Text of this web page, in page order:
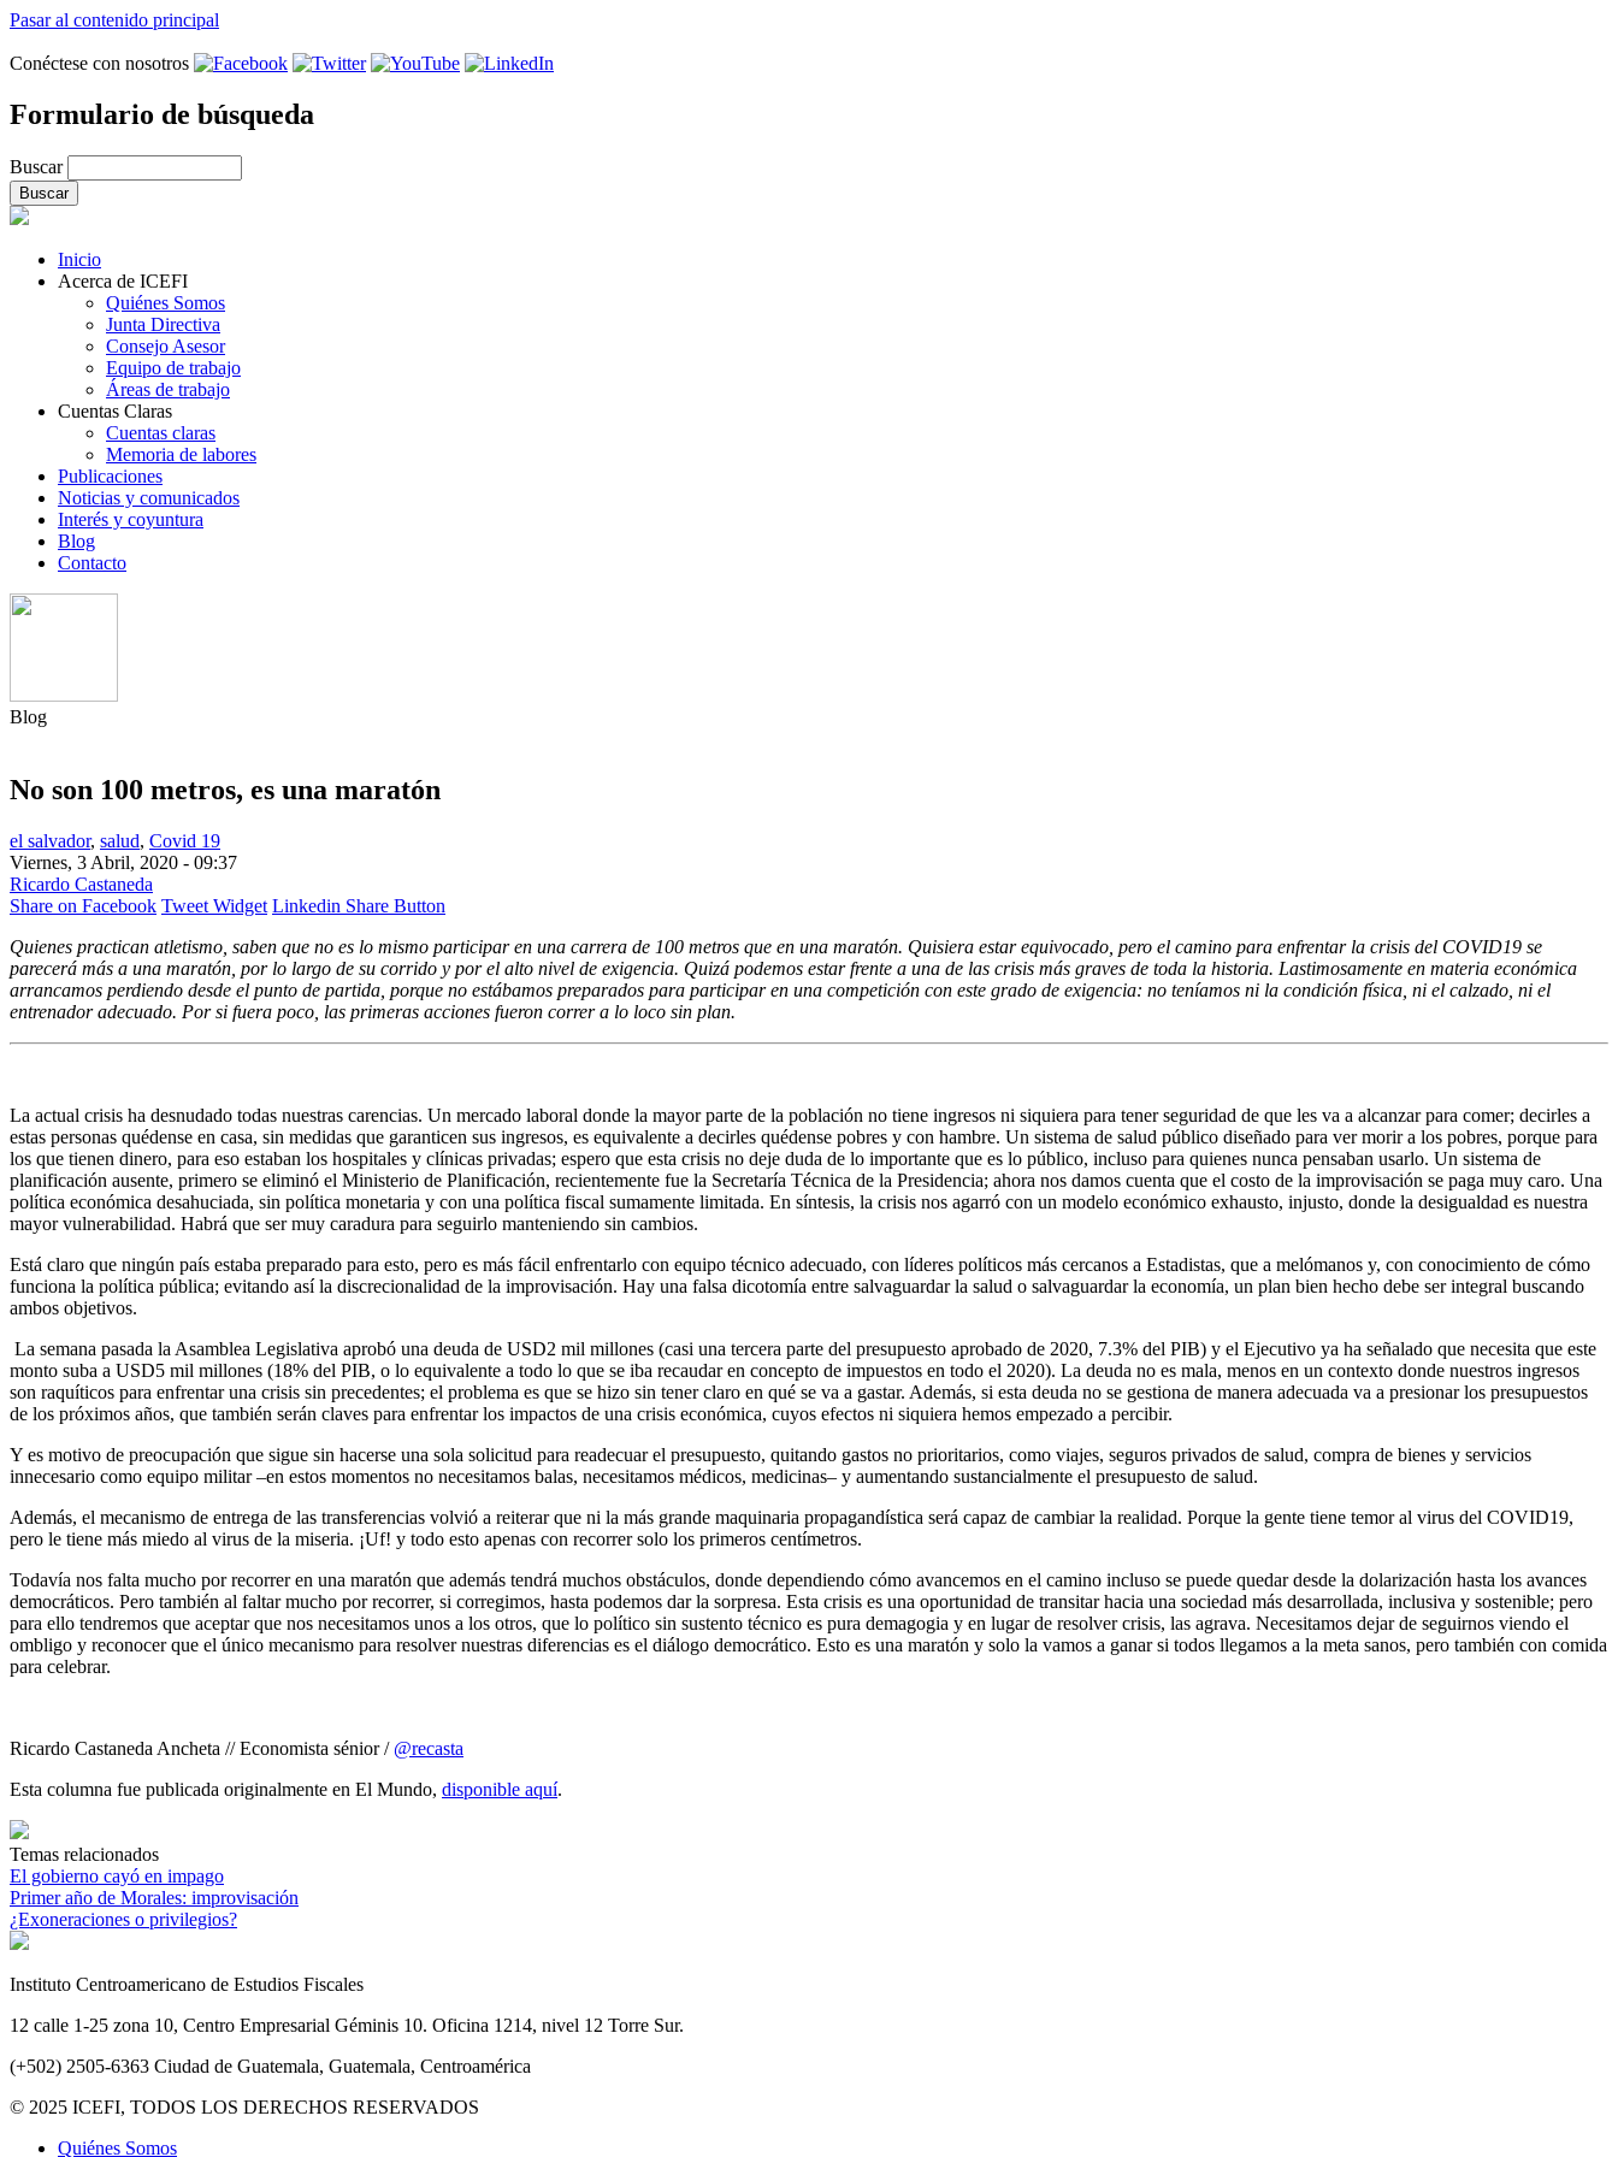
Pasar al contenido principal
Conéctese con nosotros
Formulario de búsqueda
Buscar
Inicio
Acerca de ICEFI
Quiénes Somos
Junta Directiva
Consejo Asesor
Equipo de trabajo
Áreas de trabajo
Cuentas Claras
Cuentas claras
Memoria de labores
Publicaciones
Noticias y comunicados
Interés y coyuntura
Blog
Contacto
Blog
No son 100 metros, es una maratón
el salvador, salud, Covid 19
Viernes, 3 Abril, 2020 - 09:37
Ricardo Castaneda
Share on Facebook Tweet Widget Linkedin Share Button
Quienes practican atletismo, saben que no es lo mismo participar en una carrera de 100 metros que en una maratón. Quisiera estar equivocado, pero el camino para enfrentar la crisis del COVID19 se
parecerá más a una maratón, por lo largo de su corrido y por el alto nivel de exigencia. Quizá podemos estar frente a una de las crisis más graves de toda la historia. Lastimosamente en materia económica
arrancamos perdiendo desde el punto de partida, porque no estábamos preparados para participar en una competición con este grado de exigencia: no teníamos ni la condición física, ni el calzado, ni el
entrenador adecuado. Por si fuera poco, las primeras acciones fueron correr a lo loco sin plan.
La actual crisis ha desnudado todas nuestras carencias. Un mercado laboral donde la mayor parte de la población no tiene ingresos ni siquiera para tener seguridad de que les va a alcanzar para comer; decirles a
estas personas quédense en casa, sin medidas que garanticen sus ingresos, es equivalente a decirles quédense pobres y con hambre. Un sistema de salud público diseñado para ver morir a los pobres, porque para
los que tienen dinero, para eso estaban los hospitales y clínicas privadas; espero que esta crisis no deje duda de lo importante que es lo público, incluso para quienes nunca pensaban usarlo. Un sistema de
planificación ausente, primero se eliminó el Ministerio de Planificación, recientemente fue la Secretaría Técnica de la Presidencia; ahora nos damos cuenta que el costo de la improvisación se paga muy caro. Una
política económica desahuciada, sin política monetaria y con una política fiscal sumamente limitada. En síntesis, la crisis nos agarró con un modelo económico exhausto, injusto, donde la desigualdad es nuestra
mayor vulnerabilidad. Habrá que ser muy caradura para seguirlo manteniendo sin cambios.
Está claro que ningún país estaba preparado para esto, pero es más fácil enfrentarlo con equipo técnico adecuado, con líderes políticos más cercanos a Estadistas, que a melómanos y, con conocimiento de cómo
funciona la política pública; evitando así la discrecionalidad de la improvisación. Hay una falsa dicotomía entre salvaguardar la salud o salvaguardar la economía, un plan bien hecho debe ser integral buscando
ambos objetivos.
La semana pasada la Asamblea Legislativa aprobó una deuda de USD2 mil millones (casi una tercera parte del presupuesto aprobado de 2020, 7.3% del PIB) y el Ejecutivo ya ha señalado que necesita que este
monto suba a USD5 mil millones (18% del PIB, o lo equivalente a todo lo que se iba recaudar en concepto de impuestos en todo el 2020). La deuda no es mala, menos en un contexto donde nuestros ingresos
son raquíticos para enfrentar una crisis sin precedentes; el problema es que se hizo sin tener claro en qué se va a gastar. Además, si esta deuda no se gestiona de manera adecuada va a presionar los presupuestos
de los próximos años, que también serán claves para enfrentar los impactos de una crisis económica, cuyos efectos ni siquiera hemos empezado a percibir.
Y es motivo de preocupación que sigue sin hacerse una sola solicitud para readecuar el presupuesto, quitando gastos no prioritarios, como viajes, seguros privados de salud, compra de bienes y servicios
innecesario como equipo militar –en estos momentos no necesitamos balas, necesitamos médicos, medicinas– y aumentando sustancialmente el presupuesto de salud.
Además, el mecanismo de entrega de las transferencias volvió a reiterar que ni la más grande maquinaria propagandística será capaz de cambiar la realidad. Porque la gente tiene temor al virus del COVID19,
pero le tiene más miedo al virus de la miseria. ¡Uf! y todo esto apenas con recorrer solo los primeros centímetros.
Todavía nos falta mucho por recorrer en una maratón que además tendrá muchos obstáculos, donde dependiendo cómo avancemos en el camino incluso se puede quedar desde la dolarización hasta los avances
democráticos. Pero también al faltar mucho por recorrer, si corregimos, hasta podemos dar la sorpresa. Esta crisis es una oportunidad de transitar hacia una sociedad más desarrollada, inclusiva y sostenible; pero
para ello tendremos que aceptar que nos necesitamos unos a los otros, que lo político sin sustento técnico es pura demagogia y en lugar de resolver crisis, las agrava. Necesitamos dejar de seguirnos viendo el
ombligo y reconocer que el único mecanismo para resolver nuestras diferencias es el diálogo democrático. Esto es una maratón y solo la vamos a ganar si todos llegamos a la meta sanos, pero también con comida
para celebrar.
Ricardo Castaneda Ancheta // Economista sénior / @recasta
Esta columna fue publicada originalmente en El Mundo, disponible aquí.
Temas relacionados
El gobierno cayó en impago
Primer año de Morales: improvisación
¿Exoneraciones o privilegios?
Instituto Centroamericano de Estudios Fiscales
12 calle 1-25 zona 10, Centro Empresarial Géminis 10. Oficina 1214, nivel 12 Torre Sur.
(+502) 2505-6363 Ciudad de Guatemala, Guatemala, Centroamérica
© 2025 ICEFI, TODOS LOS DERECHOS RESERVADOS
Quiénes Somos